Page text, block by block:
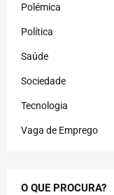
Polémica
Política
Saúde
Sociedade
Tecnologia
Vaga de Emprego
O QUE PROCURA?